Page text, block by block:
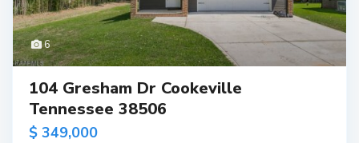
6
104 Gresham Dr Cookeville
Tennessee 38506
$ 349,000